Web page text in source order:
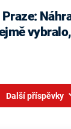
Další příspěvky